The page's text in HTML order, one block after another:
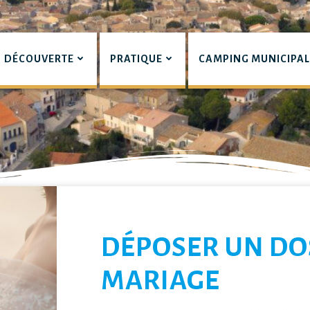
DÉCOUVERTE PRATIQUE CAMPING MUNICIPAL
DÉPOSER UN
MARIAGE